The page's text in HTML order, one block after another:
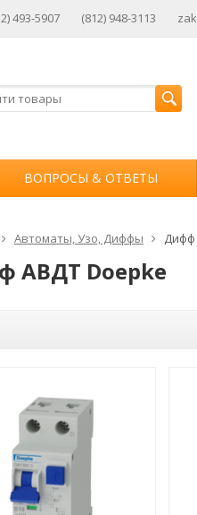
493-5907 (812) 948-3113
ВОПРОСЫ & ОТВЕТЫ
Автоматы, Узо, Диффы Дифф
АВДТ Doepke